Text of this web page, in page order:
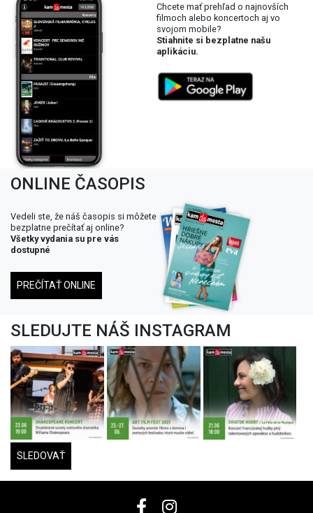
Chcete mať prehľad o najnovších
filmoch alebo koncertoch aj vo
svojom mobile?
Stiahnite si bezplatne našu
aplikáciu.
ONLINE ČASOPIS
Vedeli ste, že náš časopis si môžete
bezplatne prečítať aj online?
Všetky vydania su pre vás
dostupné
PREČÍTAŤ ONLINE
SLEDUJTE NÁŠ INSTAGRAM
SLEDOVAŤ